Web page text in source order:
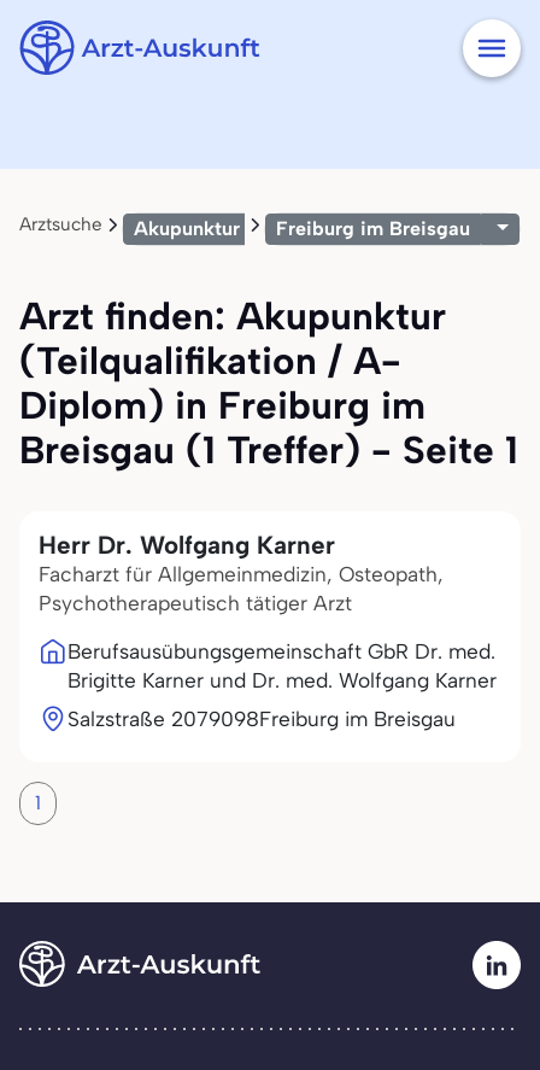
Arztsuche Akupunktur (Teilqualifikation / A-Diplom)
Freiburg im Breisgau
Arzt finden: Akupunktur
(Teilqualifikation / A-
Diplom) in Freiburg im
Breisgau (1 Treffer) - Seite 1
Herr Dr. Wolfgang Karner
Facharzt für Allgemeinmedizin, Osteopath,
Psychotherapeutisch tätiger Arzt
Berufsausübungsgemeinschaft GbR Dr. med.
Brigitte Karner und Dr. med. Wolfgang Karner
Salzstraße 2079098Freiburg im Breisgau
1